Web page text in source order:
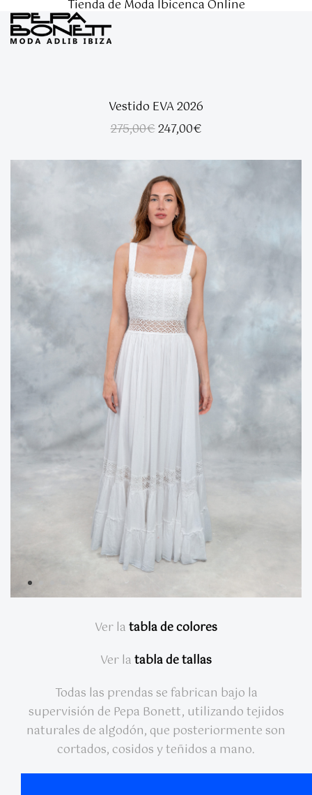
Tienda de Moda Ibicenca Online
Vestido EVA 2026
275,00€El
era:
275,00€.
247,00€El
actual
Ver latabla de colores
Ver latabla de tallas
Todas las prendas se fabrican bajo la
supervisión de Pepa Bonett, utilizando tejidos
naturales de algodón, que posteriormente son
cortados, cosidos y teñidos a mano.